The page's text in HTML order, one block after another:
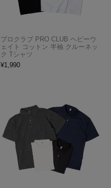
プロクラブ PRO CLUB ヘビーウ
ェイト コットン 半袖 クルーネッ
ク Tシャツ
¥1,990